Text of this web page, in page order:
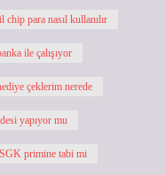
chip para nasıl kullanılır
ile çalışıyor
çeklerim nerede
yapıyor mu
primine tabi mi